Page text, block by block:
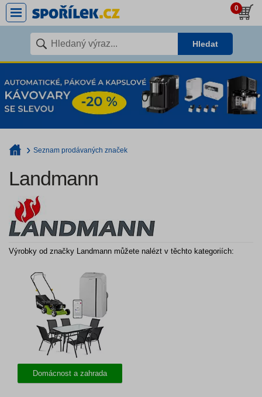
0
Hledat
Seznam prodávaných značek
Landmann
Výrobky od značky Landmann můžete nalézt v těchto kategoriích:
Domácnost a zahrada